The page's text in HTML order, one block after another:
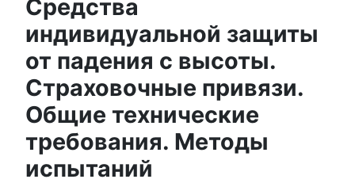
Средства
индивидуальной защиты
от падения с высоты.
Страховочные привязи.
Общие технические
требования. Методы
испытаний